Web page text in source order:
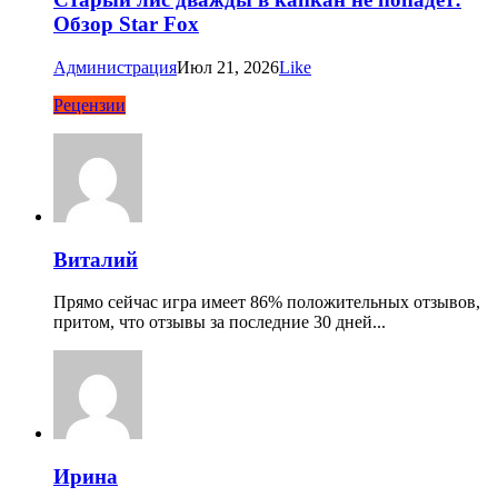
Обзор Star Fox
АдминистрацияИюл 21, 2026Like
Рецензии
Виталий
Прямо сейчас игра имеет 86% положительных отзывов,
притом, что отзывы за последние 30 дней...
Ирина